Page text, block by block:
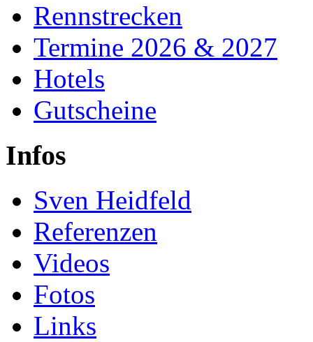
Rennstrecken
Termine 2026 & 2027
Hotels
Gutscheine
Infos
Sven Heidfeld
Referenzen
Videos
Fotos
Links